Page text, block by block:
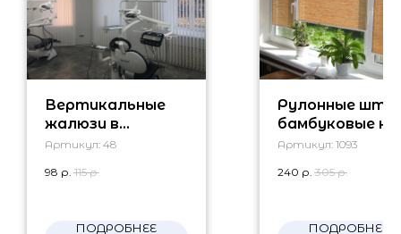
Вертикальные
жалюзи в
кабинет
Артикул: 48
98 р. 115 р.
ПОДРОБНЕЕ
Рулонные
бамбуковые на
кухню
Артикул: 1093
240 р. 305 р.
ПОДРОБНЕЕ